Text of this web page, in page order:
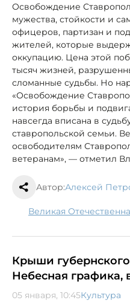
Освобождение
мужества, стойкости и
офицеров, партизан и
жителей, которые
оккупацию. Цена этой
тысяч жизней,
сломанные судьбы. Но
«Освобождение
история борьбы и
навсегда вписана в
ставропольской семьи.
освободителям
ветеранам», — отметил
Автор:Алексей
Великая
Крыши
Небесная графика,
05 января, 10:45Культура